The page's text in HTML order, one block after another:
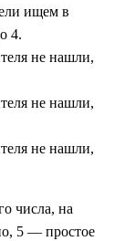
ищем в
4.
не нашли,
не нашли,
не нашли,
числа, на
5 — простое